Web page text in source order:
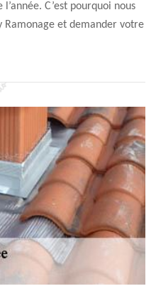
C’est pourquoi nous
Ramonage et demander votre